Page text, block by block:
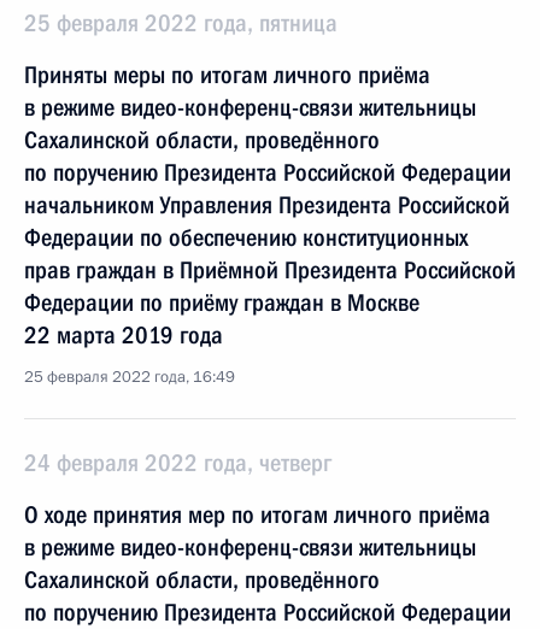
25 февраля 2022 года, пятница
Приняты меры по итогам личного приёма
в режиме видео-конференц-связи жительницы
Сахалинской области, проведённого
по поручению Президента Российской Федерации
начальником Управления Президента Российской
Федерации по обеспечению конституционных
прав граждан в Приёмной Президента Российской
Федерации по приёму граждан в Москве
22 марта 2019 года
25 февраля 2022 года, 16:49
24 февраля 2022 года, четверг
О ходе принятия мер по итогам личного приёма
в режиме видео-конференц-связи жительницы
Сахалинской области, проведённого
по поручению Президента Российской Федерации